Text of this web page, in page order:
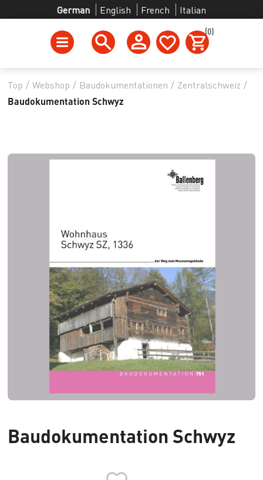
German English French Italian
(0)
Top / Webshop / Baudokumentationen / Zentralschweiz /
Baudokumentation Schwyz
Baudokumentation Schwyz